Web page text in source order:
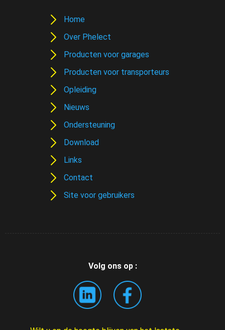
Home
Over Phelect
Producten voor garages
Producten voor transporteurs
Opleiding
Nieuws
Ondersteuning
Download
Links
Contact
Site voor gebruikers
Volg ons op :